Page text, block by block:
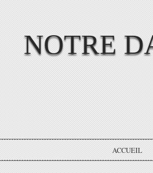
NOTRE
ACCUEIL